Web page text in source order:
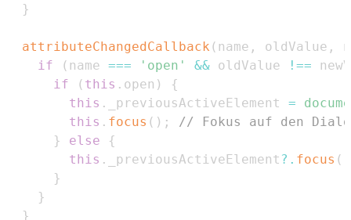
}
attributeChangedCallback ( name , oldValue ,
if
( name === 'open' && oldValue !==
if
( this . open )
{
this . _previousActiveElement =
this . focus ( ) ;
// Fokus auf den
}
else
{
this . _previousActiveElement ?. focus (
}
}
}